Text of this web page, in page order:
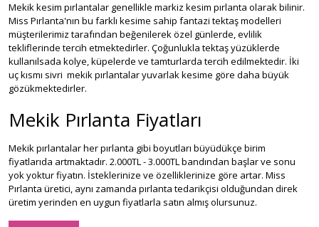
Mekik kesim pırlantalar genellikle markiz kesim pırlanta olarak bilinir.
Miss Pırlanta'nın bu farklı kesime sahip fantazi tektaş modelleri
müşterilerimiz tarafından beğenilerek özel günlerde, evlilik
tekliflerinde tercih etmektedirler. Çoğunlukla tektaş yüzüklerde
kullanılsada kolye, küpelerde ve tamturlarda tercih edilmektedir. İki
uç kısmı sivri mekik pırlantalar yuvarlak kesime göre daha büyük
gözükmektedirler.
Mekik Pırlanta Fiyatları
Mekik pırlantalar her pırlanta gibi boyutları büyüdükçe birim
fiyatlarıda artmaktadır. 2.000TL - 3.000TL bandından başlar ve sonu
yok yoktur fiyatın. İsteklerinize ve özelliklerinize göre artar. Miss
Pırlanta üretici, aynı zamanda pırlanta tedarikçisi olduğundan direk
üretim yerinden en uygun fiyatlarla satın almış olursunuz.